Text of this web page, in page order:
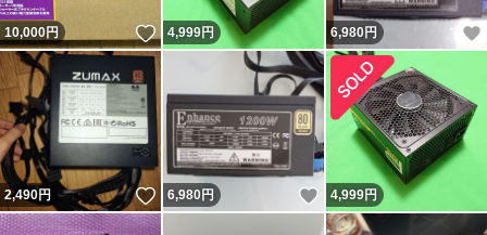
10,000円 いいね！
4,999円 6,980円
2,490円 いいね！
6,980円 いいね！
4,999円